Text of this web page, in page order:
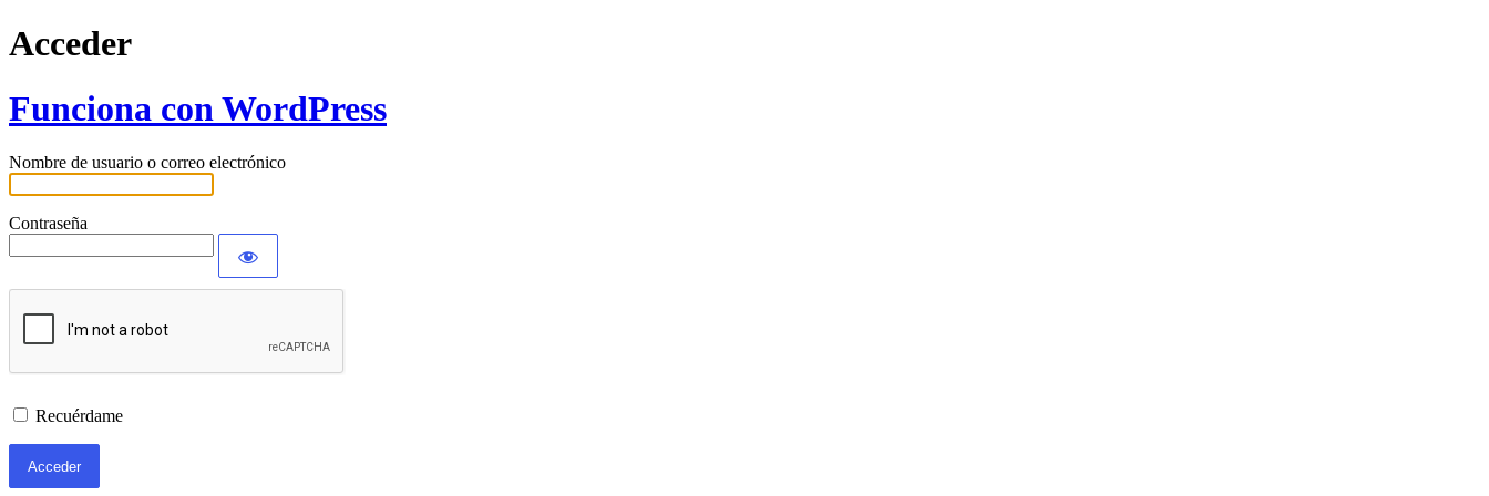
Acceder
Funciona con WordPress
Nombre de usuario o correo electrónico
Contraseña
Recuérdame